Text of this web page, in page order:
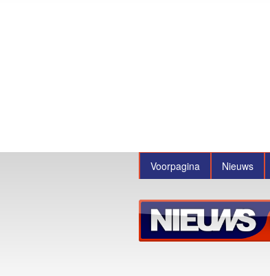
Voorpagina Nieuws